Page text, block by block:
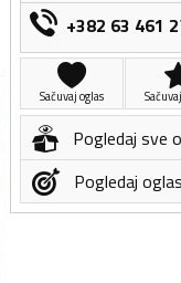
+382 63 461
Sačuvaj oglas
Pogledaj sve
Pogledaj